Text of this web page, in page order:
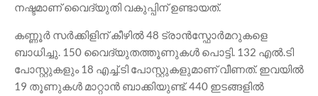
നഷ്ടമാണ് വൈദ്യുതി വകുപ്പിന് ഉണ്ടായത്.
കണ്ണൂർ സർക്കിളിന് കീഴിൽ 48 ട്രാൻസ്ഫോർമറുകളെ
ബാധിച്ചു. 150 വൈദ്യുതത്തൂണുകൾ പൊട്ടി. 132 എൽ.ടി
പോസ്റ്റുകളും 18 എച്ച്.ടി പോസ്റ്റുകളുമാണ് വീണത്. ഇവയിൽ
19 തൂണുകൾ മാറ്റാൻ ബാക്കിയുണ്ട്. 440 ഇടങ്ങളിൽ